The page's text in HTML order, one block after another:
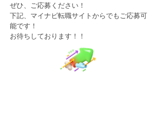
ぜひ、ご応募ください！
下記、マイナビ転職サイトからでもご応募可
能です！
​お待ちしております！！